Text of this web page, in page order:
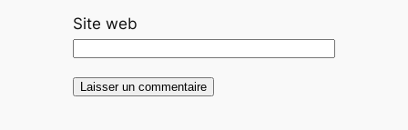
Site web